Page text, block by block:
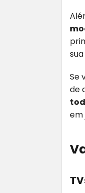
Se
de
em